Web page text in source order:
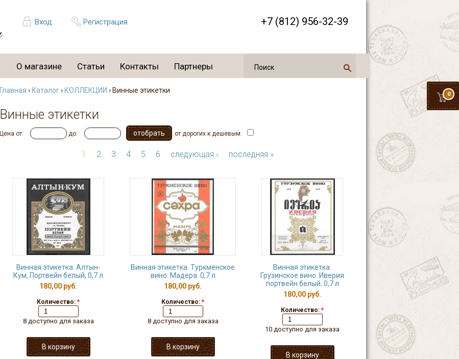
Вход Регистрация +7 (812) 956-32-39
0
О магазине Статьи Контакты Партнеры
Главная › Каталог› КОЛЛЕКЦИИ › Винные этикетки
Винные этикетки
Цена от: до: от дорогих к дешевым:
1 2 3 4 5 6 следующая › последняя »
Винная этикетка. Алтын-
Кум, Портвейн белый, 0,7 л
180,00 руб.
Количество: *
8 доступно для заказа
Винная этикетка. Туркменское
вино. Мадера. 0,7 л
180,00 руб.
Количество: *
8 доступно для заказа
Винная этикетка.
Грузинское вино. Иверия
портвейн белый. 0,7 л
180,00 руб.
Количество: *
10 доступно для заказа